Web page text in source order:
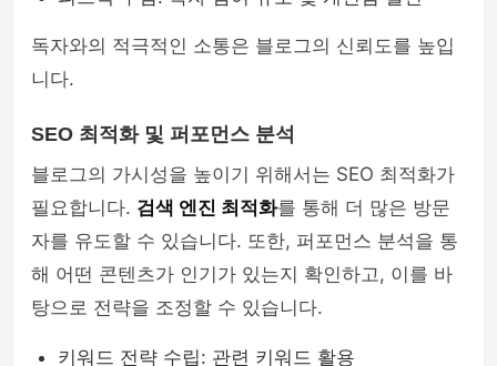
독자와의 적극적인 소통은 블로그의 신뢰도를 높입
니다.
SEO 최적화 및 퍼포먼스 분석
블로그의 가시성을 높이기 위해서는 SEO 최적화가
필요합니다. 검색 엔진 최적화를 통해 더 많은 방문
자를 유도할 수 있습니다. 또한, 퍼포먼스 분석을 통
해 어떤 콘텐츠가 인기가 있는지 확인하고, 이를 바
탕으로 전략을 조정할 수 있습니다.
키워드 전략 수립: 관련 키워드 활용